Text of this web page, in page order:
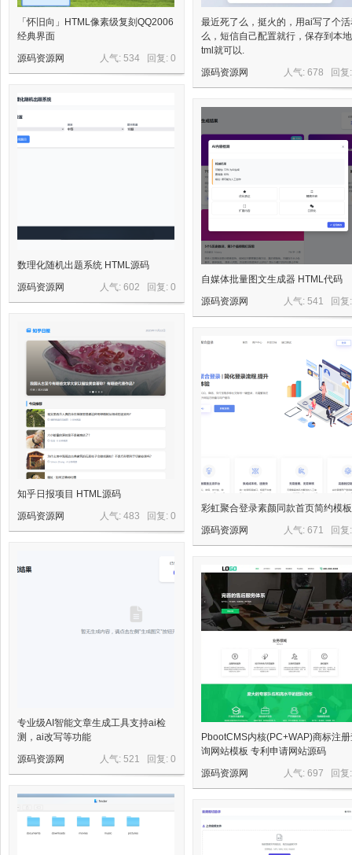
「怀旧向」HTML像素级复刻QQ2006
经典界面
人气: 534 回复: 0
源码资源网
最近死了么，挺火的，用ai写了个
么，短信自己配置就行，保存到本
tml就可以.
人气: 678 回
源码资源网
数理化随机出题系统 HTML源码
人气: 602 回复: 0
源码资源网
自媒体批量图文生成器 HTML代码
人气: 541 回
源码资源网
知乎日报项目 HTML源码
人气: 483 回复: 0
源码资源网
彩虹聚合登录素颜同款首页简约模板
人气: 671 回
源码资源网
专业级AI智能文章生成工具支持ai检
测，ai改写等功能
人气: 521 回复: 0
源码资源网
PbootCMS内核(PC+WAP)商标注
询网站模板 专利申请网站源码
人气: 697 回
源码资源网